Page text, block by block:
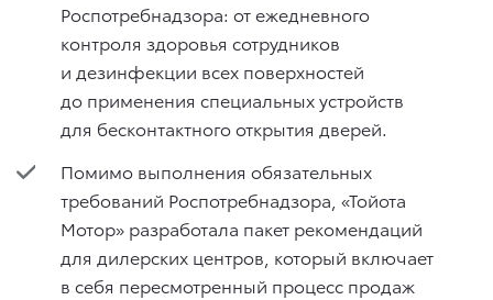
Роспотребнадзора: от ежедневного
контроля здоровья сотрудников
и дезинфекции всех поверхностей
до применения специальных устройств
для бесконтактного открытия дверей.
Помимо выполнения обязательных
требований Роспотребнадзора, «Тойота
Мотор» разработала пакет рекомендаций
для дилерских центров, который включает
в себя пересмотренный процесс продаж